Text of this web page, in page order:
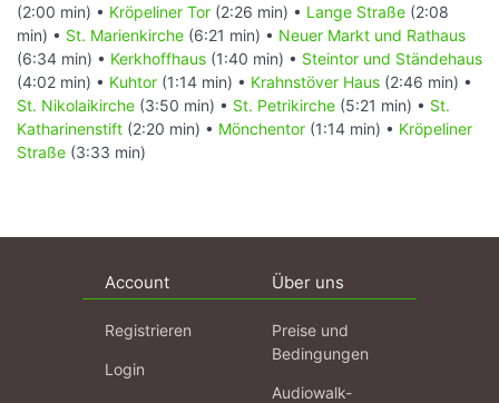
(2:00 min) • Kröpeliner Tor (2:26 min) • Lange Straße (2:08
min) • St. Marienkirche (6:21 min) • Neuer Markt und Rathaus
(6:34 min) • Kerkhoffhaus (1:40 min) • Steintor und Ständehaus
(4:02 min) • Kuhtor (1:14 min) • Krahnstöver Haus (2:46 min) •
St. Nikolaikirche (3:50 min) • St. Petrikirche (5:21 min) • St.
Katharinenstift (2:20 min) • Mönchentor (1:14 min) • Kröpeliner
Straße (3:33 min)
Account
Registrieren
Login
Über uns
Preise und
Bedingungen
Audiowalk-